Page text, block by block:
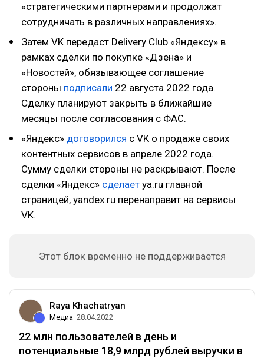
«стратегическими партнерами и продолжат
сотрудничать в различных направлениях».
Затем VK передаст Delivery Club «Яндексу» в
рамках сделки по покупке «Дзена» и
«Новостей», обязывающее соглашение
стороны подписали 22 августа 2022 года.
Сделку планируют закрыть в ближайшие
месяцы после согласования с ФАС.
«Яндекс» договорился с VK о продаже своих
контентных сервисов в апреле 2022 года.
Сумму сделки стороны не раскрывают. После
сделки «Яндекс» сделает ya.ru главной
страницей, yandex.ru перенаправит на сервисы
VK.
Этот блок временно не поддерживается
Raya Khachatryan
Медиа 28.04.2022
22 млн пользователей в день и
потенциальные 18,9 млрд рублей выручки в